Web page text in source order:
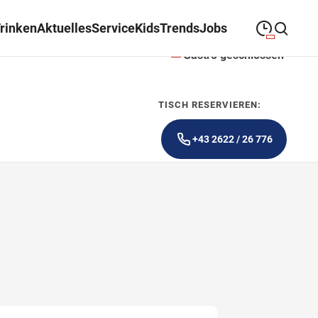
AktuellesServiceKidsTrendsJobs
Dienstag
DIENSTAG 09:00—19:00
Mittwoch
MITTWOCH 19:00
Gastro geschlossen
TISCH RESERVIEREN:
+43 2622 / 26 776